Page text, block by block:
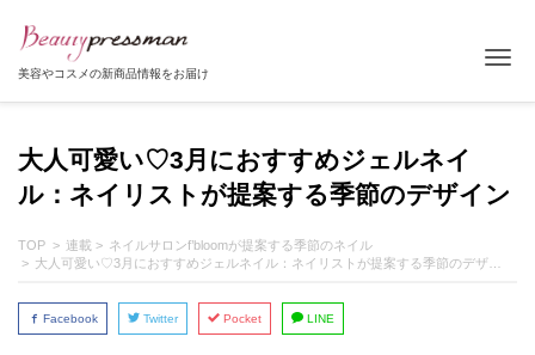
美容やコスメの新商品情報をお届け
大人可愛い♡3月におすすめジェルネイ
ル：ネイリストが提案する季節のデザイン
TOP 連載
ネイルサロンf’bloomが提案する季節のネイル
大人可愛い♡3月におすすめジェルネイル：ネイリストが提案する季節のデザイン
Facebook Twitter Pocket LINE